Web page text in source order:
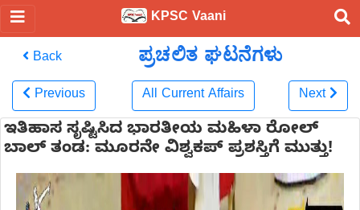
KPSC Vaani
Back ಪ್ರಚಲಿತ ಘಟನೆಗಳು
Previous All Current Affairs Next
ಇತಿಹಾಸ ಸೃಷ್ಟಿಸಿದ ಭಾರತೀಯ ಮಹಿಳಾ ರೋಲ್
ಬಾಲ್ ತಂಡ: ಮೂರನೇ ವಿಶ್ವಕಪ್ ಪ್ರಶಸ್ತಿಗೆ ಮುತ್ತು!